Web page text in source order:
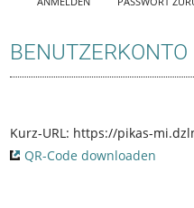
REITE
BENUTZERKONTO
Kurz-URL: https://pikas-
QR-Code downloaden